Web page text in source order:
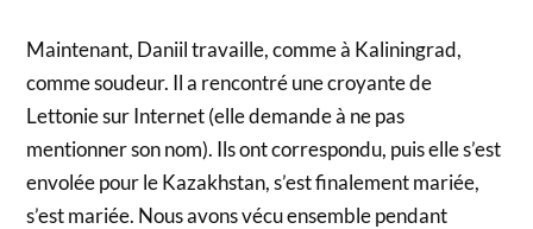
Maintenant, Daniil travaille, comme à Kaliningrad,
comme soudeur. Il a rencontré une croyante de
Lettonie sur Internet (elle demande à ne pas
mentionner son nom). Ils ont correspondu, puis elle s’est
envolée pour le Kazakhstan, s’est finalement mariée,
s’est mariée. Nous avons vécu ensemble pendant